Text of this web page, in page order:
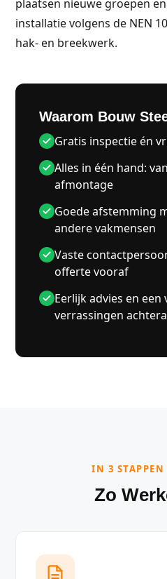
plaatsen nieuwe groepen
installatie volgens de NEN
hak- en breekwerk.
Waarom Bouw
Gratis inspectie én
Alles in één hand:
afmontage
Goede afstemming
andere vakmensen
Vaste
offerte vooraf
Eerlijk advies en een
verrassingen
IN 3 STAPPEN
Zo